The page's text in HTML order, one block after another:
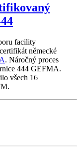
facility
německé
. Náročný proces
444 GEFMA.
všech 16